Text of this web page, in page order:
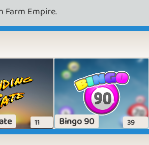
Farm Empire.
11 Bingo 90 39